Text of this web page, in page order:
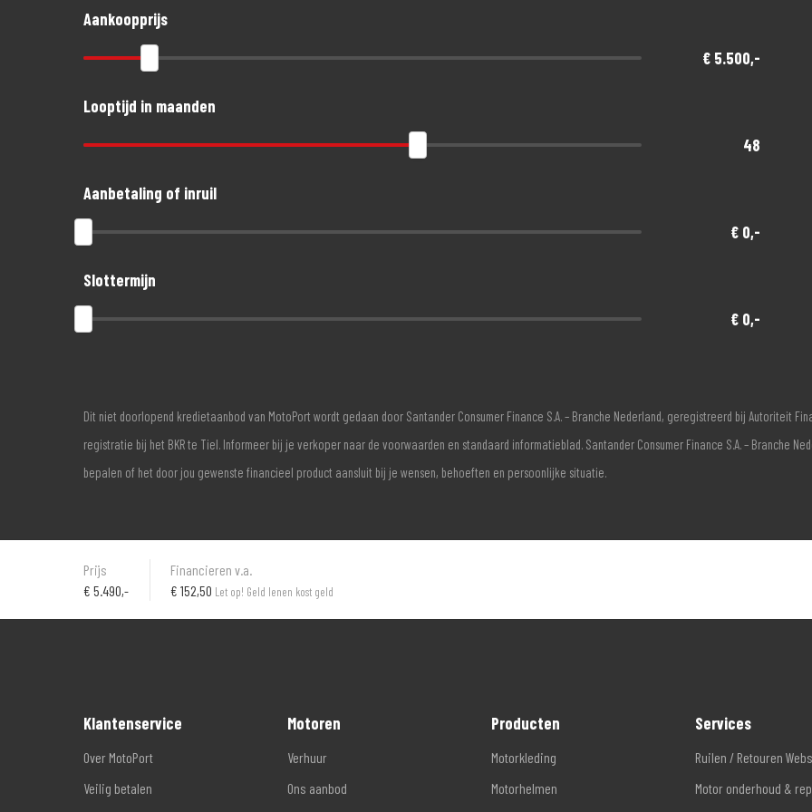
Voordelig en goed verzekeren?
Kijk op onze website voor meer informatie over de MotoPort No Risk verzekeringen (ook als je niet je motor
Aankoopprijs
€ 5.500,-
Looptijd in maanden
48
Aanbetaling of inruil
€ 0,-
Slottermijn
€ 0,-
Dit niet doorlopend kredietaanbod van MotoPort wordt gedaan door Santander Consumer Finance S.A. – Branche Nederland, geregistreerd bij Autoriteit
registratie bij het BKR te Tiel. Informeer bij je verkoper naar de voorwaarden en standaard informatieblad. Santander Consumer Finance S.A. – Branche
bepalen of het door jou gewenste financieel product aansluit bij je wensen, behoeften en persoonlijke situatie.
Prijs
€ 5.490,-
Financieren v.a.
€ 152,50 Let op! Geld lenen kost geld
Klantenservice
Over MotoPort
Veilig betalen
Motoren
Verhuur
Ons aanbod
Producten
Motorkleding
Motorhelmen
Services
Ruilen / Retouren
Motor onderhoud &